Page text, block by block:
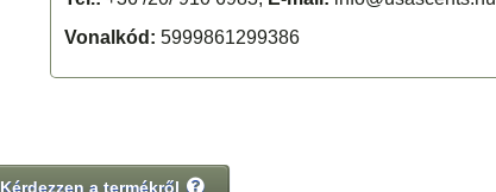
Vonalkód: 5999861299386
Kérdezzen a termékről